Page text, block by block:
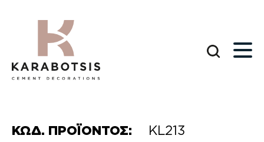
ΚΩΔ. ΠΡΟΪΟΝΤΟΣ: KL213